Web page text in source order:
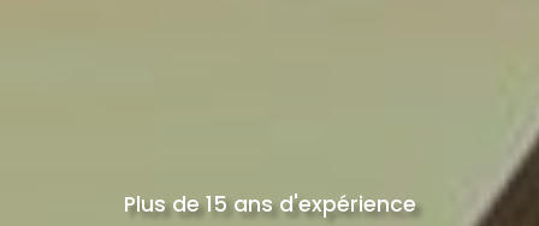
Plus de 15 ans d'expérience